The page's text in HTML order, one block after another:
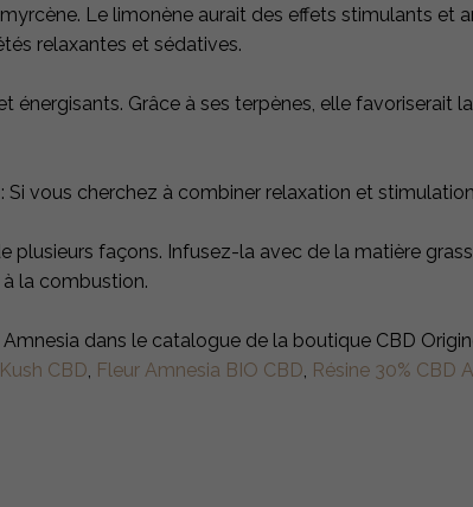
Le limonène aurait des effets stimulants et
relaxantes et sédatives.
énergisants. Grâce à ses terpènes, elle
: Si vous cherchez à combiner relaxation et
plusieurs façons. Infusez-la avec de la matière
la combustion.
dans le catalogue de la boutique CBD
CBD Fleur Amnesia BIO CBD Résine 30% CBD